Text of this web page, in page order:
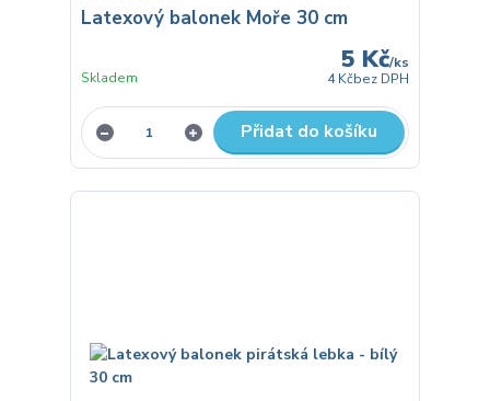
Latexový balonek Moře 30 cm
5 Kč/ks
4 Kčbez DPH
Skladem
Přidat do košíku